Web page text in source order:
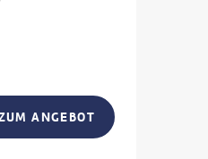
ANGEBOT